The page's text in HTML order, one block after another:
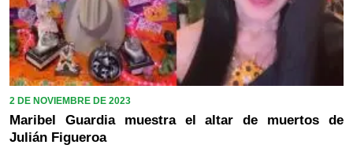
2 DE NOVIEMBRE DE 2023
Maribel Guardia muestra el altar de muertos de
Julián Figueroa